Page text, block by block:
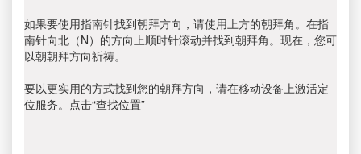
如果要使用指南针找到朝拜方向，请使用上方的朝拜角。在指
南针向北（N）的方向上顺时针滚动并找到朝拜角。现在，您可
以朝朝拜方向祈祷。
要以更实用的方式找到您的朝拜方向，请在移动设备上激活定
位服务。点击“查找位置”